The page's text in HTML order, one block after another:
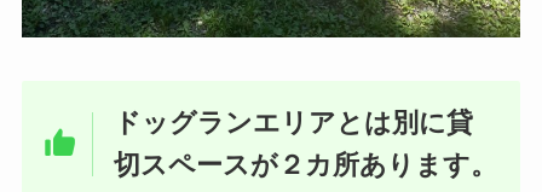
ドッグランエリアとは別に貸
切スペースが２カ所あります。